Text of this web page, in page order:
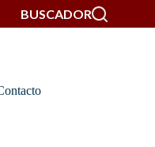
BUSCADOR